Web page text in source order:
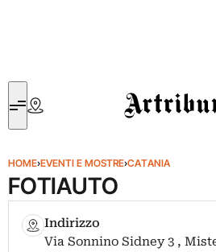
Artribune
HOME›EVENTI E MOSTRE›CATANIA
FOTIAUTO
Indirizzo
Via Sonnino Sidney 3 ,